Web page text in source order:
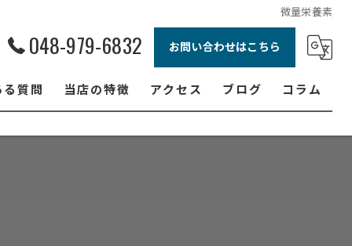
微量栄養素
048-979-6832 お問い合わせはこちら
質問 当店の特徴
ボクシング
アクセス ブログ コラム